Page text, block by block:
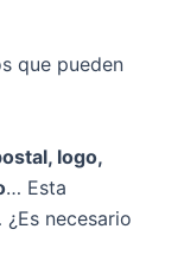
que pueden
logo,
… Esta
necesario